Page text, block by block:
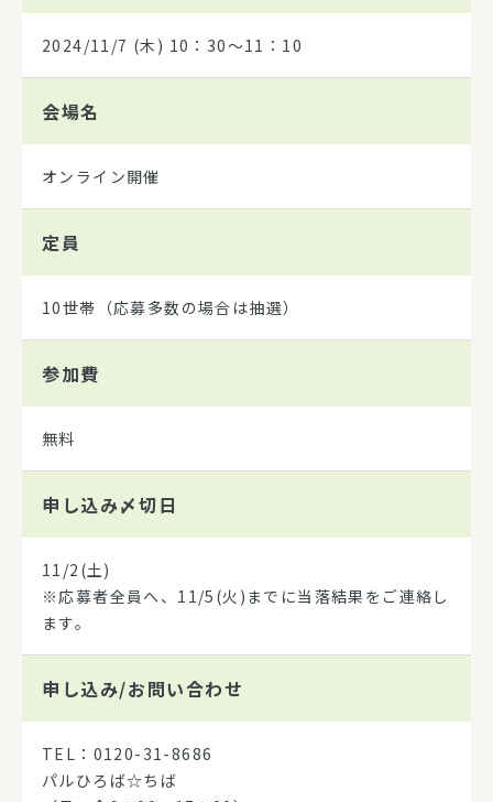
2024/11/7 (木) 10：30～11：10
会場名
オンライン開催
定員
10世帯（応募多数の場合は抽選）
参加費
無料
申し込み〆切日
11/2(土)
※応募者全員へ、11/5(火)までに当落結果をご連絡し
ます。
申し込み/お問い合わせ
TEL：0120-31-8686
パルひろば☆ちば